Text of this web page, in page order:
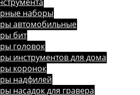
наборы
автомобильные
бит
головок
инструментов для дома
коронок
надфилей
насадок для гравера